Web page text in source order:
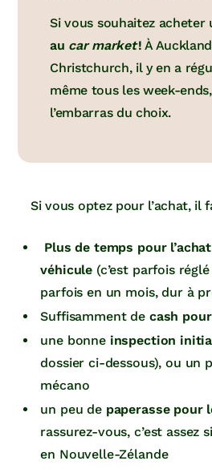
Si vous souhaitez acheter
au car market! À
Christchurch, il y en a
même tous les week-
l’embarras du choix.
Si vous optez pour l’achat, il
Plus de temps pour
véhicule (c’est parfois
parfois en un mois, dur à
Suffisamment de cash
une bonne inspection
dossier ci-dessous), ou un
mécano
un peu de paperasse pour
rassurez-vous, c’est assez
en Nouvelle-Zélande